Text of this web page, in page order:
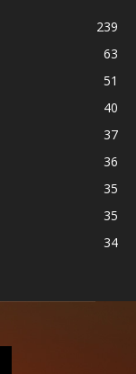
239
63
51
40
37
36
35
35
34